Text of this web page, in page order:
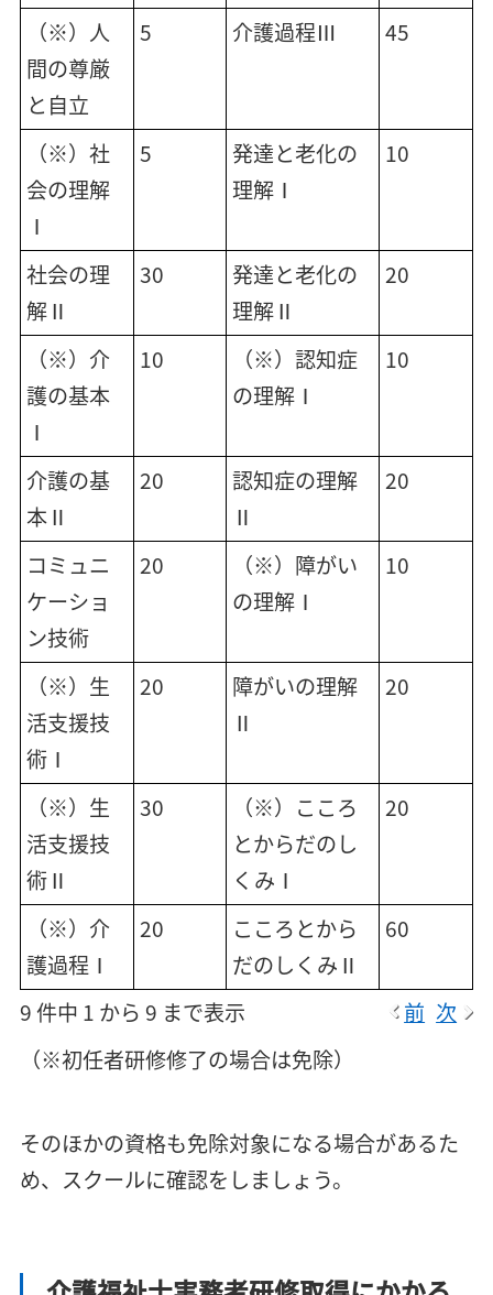
（※）人
間の尊厳
と自立
5 介護過程Ⅲ 45
（※）社
会の理解
Ⅰ
5
発達と老化の
理解Ⅰ
10
社会の理
解Ⅱ
30
発達と老化の
理解Ⅱ
20
（※）介
護の基本
Ⅰ
10
（※）認知症
の理解Ⅰ
10
介護の基
本Ⅱ
20
認知症の理解
Ⅱ
20
コミュニ
ケーショ
ン技術
20
（※）障がい
の理解Ⅰ
10
（※）生
活支援技
術Ⅰ
20
障がいの理解
Ⅱ
20
（※）生
活支援技
術Ⅱ
30
（※）こころ
とからだのし
くみⅠ
20
（※）介
護過程Ⅰ
20
こころとから
だのしくみⅡ
60
9 件中 1 から 9 まで表示 前 次
（※初任者研修修了の場合は免除）
そのほかの資格も免除対象になる場合があるた
め、スクールに確認をしましょう。